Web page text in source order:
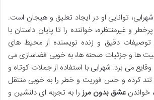
توانایی او در ایجاد تعلیق و هیجان است.
و غیرمنتظره، خواننده را تا پایان داستان با
دقیق و زنده نویسنده از محیط های
و جزئیات صحنه ها، به خوبی فضاسازی می
می برد. شهرابی با استفاده از جملات کوتاه و
تند کرده و حس فوریت و خطر را به خوبی منتقل
خواندنعشق بدون مرزرا به تجربه ای دلنشین و